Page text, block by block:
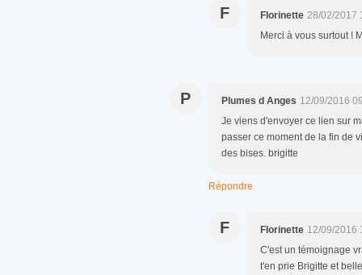
F Florinette 28/02/2017
Merci à vous surtout !
P Plumes d Anges 12/09/2016
Je viens d'envoyer ce lien sur
passer ce moment de la fin de
des bises. brigitte
Répondre
F Florinette 12/09/2016
C'est un témoignage
t'en prie Brigitte et